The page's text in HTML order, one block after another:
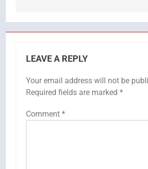
LEAVE A REPLY
Your email address will not be
Required fields are marked *
Comment *